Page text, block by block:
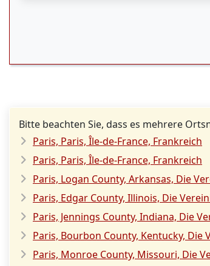
Bitte beachten Sie, dass es mehrere
Paris, Paris, Île-de-France, Frankreich
Paris, Paris, Île-de-France, Frankreich
Paris, Logan County, Arkansas, Die
Paris, Edgar County, Illinois, Die
Paris, Jennings County, Indiana, Die
Paris, Bourbon County, Kentucky, Die
Paris, Monroe County, Missouri, Die